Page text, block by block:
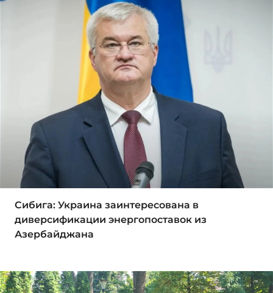
Сибига: Украина заинтересована в
диверсификации энергопоставок из
Азербайджана